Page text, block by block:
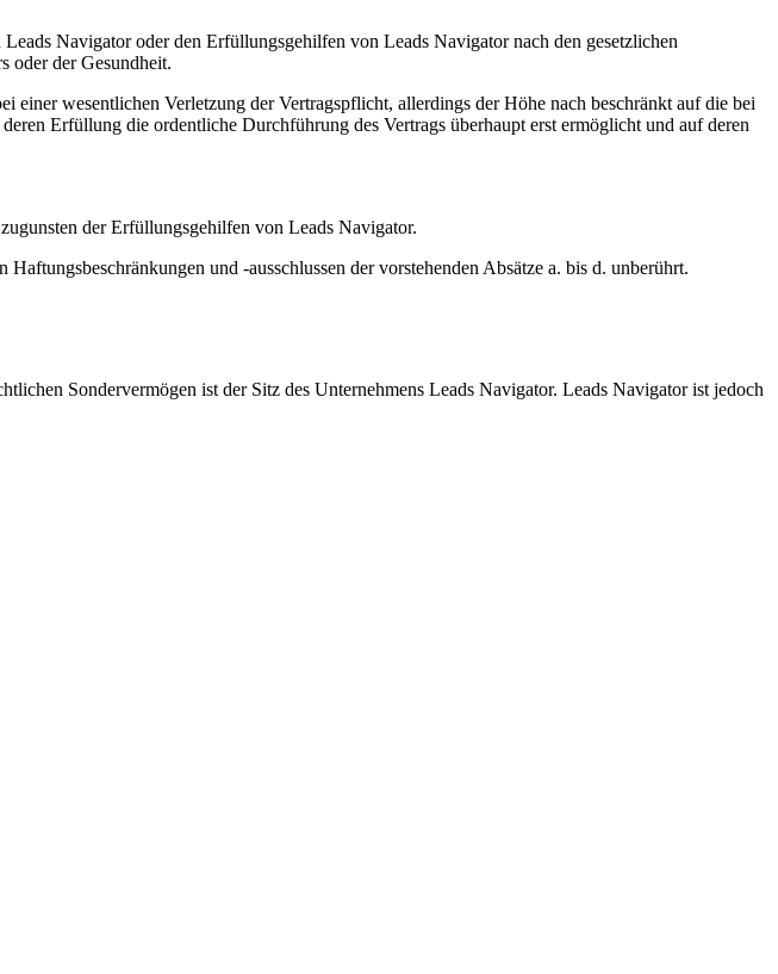
Navigator oder den Erfüllungsgehilfen von Leads Navigator nach den gesetzlichen
oder der Gesundheit.
wesentlichen Verletzung der Vertragspflicht, allerdings der Höhe nach beschränkt auf die bei
Erfüllung die ordentliche Durchführung des Vertrags überhaupt erst ermöglicht und auf deren
der Erfüllungsgehilfen von Leads Navigator.
und -ausschlussen der vorstehenden Absätze a. bis d. unberührt.
Sondervermögen ist der Sitz des Unternehmens Leads Navigator. Leads Navigator ist jedoch